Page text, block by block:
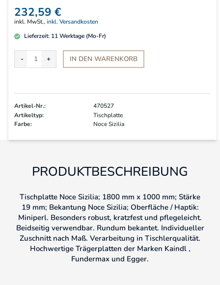
232,59 €
inkl. MwSt.,inkl. Versandkosten
Lieferzeit: 11Werktage (Mo-Fr)
IN DEN WARENKORB
Artikel-Nr.:
470527
Artikeltyp:
Tischplatte
Farbe:
Noce Sizilia
PRODUKTBESCHREIBUNG
Tischplatte Noce Sizilia; 1800 mm x 1000 mm; Stärke
19 mm; Bekantung Noce Sizilia; Oberfläche / Haptik:
Miniperl. Besonders robust, kratzfest und pflegeleicht.
Beidseitig verwendbar. Rundum bekantet. Individueller
Zuschnitt nach Maß. Verarbeitung in Tischlerqualität.
Hochwertige Trägerplatten der Marken Kaindl ,
Fundermax und Egger.